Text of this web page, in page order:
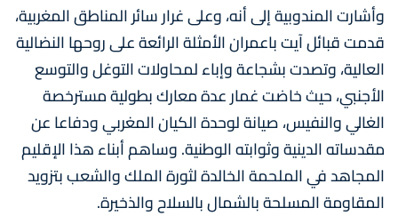
وأشارت المندوبية إلى أنه، وعلى غرار سائر المناطق المغربية،
قدمت قبائل آيت باعمران الأمثلة الرائعة على روحها النضالية
العالية، وتصدت بشجاعة وإباء لمحاولات التوغل والتوسع
الأجنبي، حيث خاضت غمار عدة معارك بطولية مسترخصة
الغالي والنفيس، صيانة لوحدة الكيان المغربي ودفاعا عن
مقدساته الدينية وثوابته الوطنية. وساهم أبناء هذا الإقليم
المجاهد في الملحمة الخالدة لثورة الملك والشعب بتزويد
المقاومة المسلحة بالشمال بالسلاح والذخيرة.